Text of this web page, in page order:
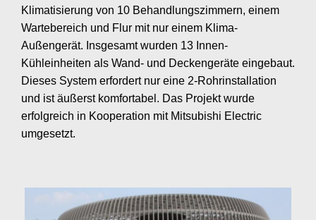
Klimatisierung von 10 Behandlungszimmern, einem
Wartebereich und Flur mit nur einem Klima-
Außengerät. Insgesamt wurden 13 Innen-
Kühleinheiten als Wand- und Deckengeräte eingebaut.
Dieses System erfordert nur eine 2-Rohrinstallation
und ist äußerst komfortabel. Das Projekt wurde
erfolgreich in Kooperation mit Mitsubishi Electric
umgesetzt.